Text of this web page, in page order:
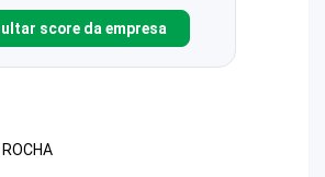
score da empresa